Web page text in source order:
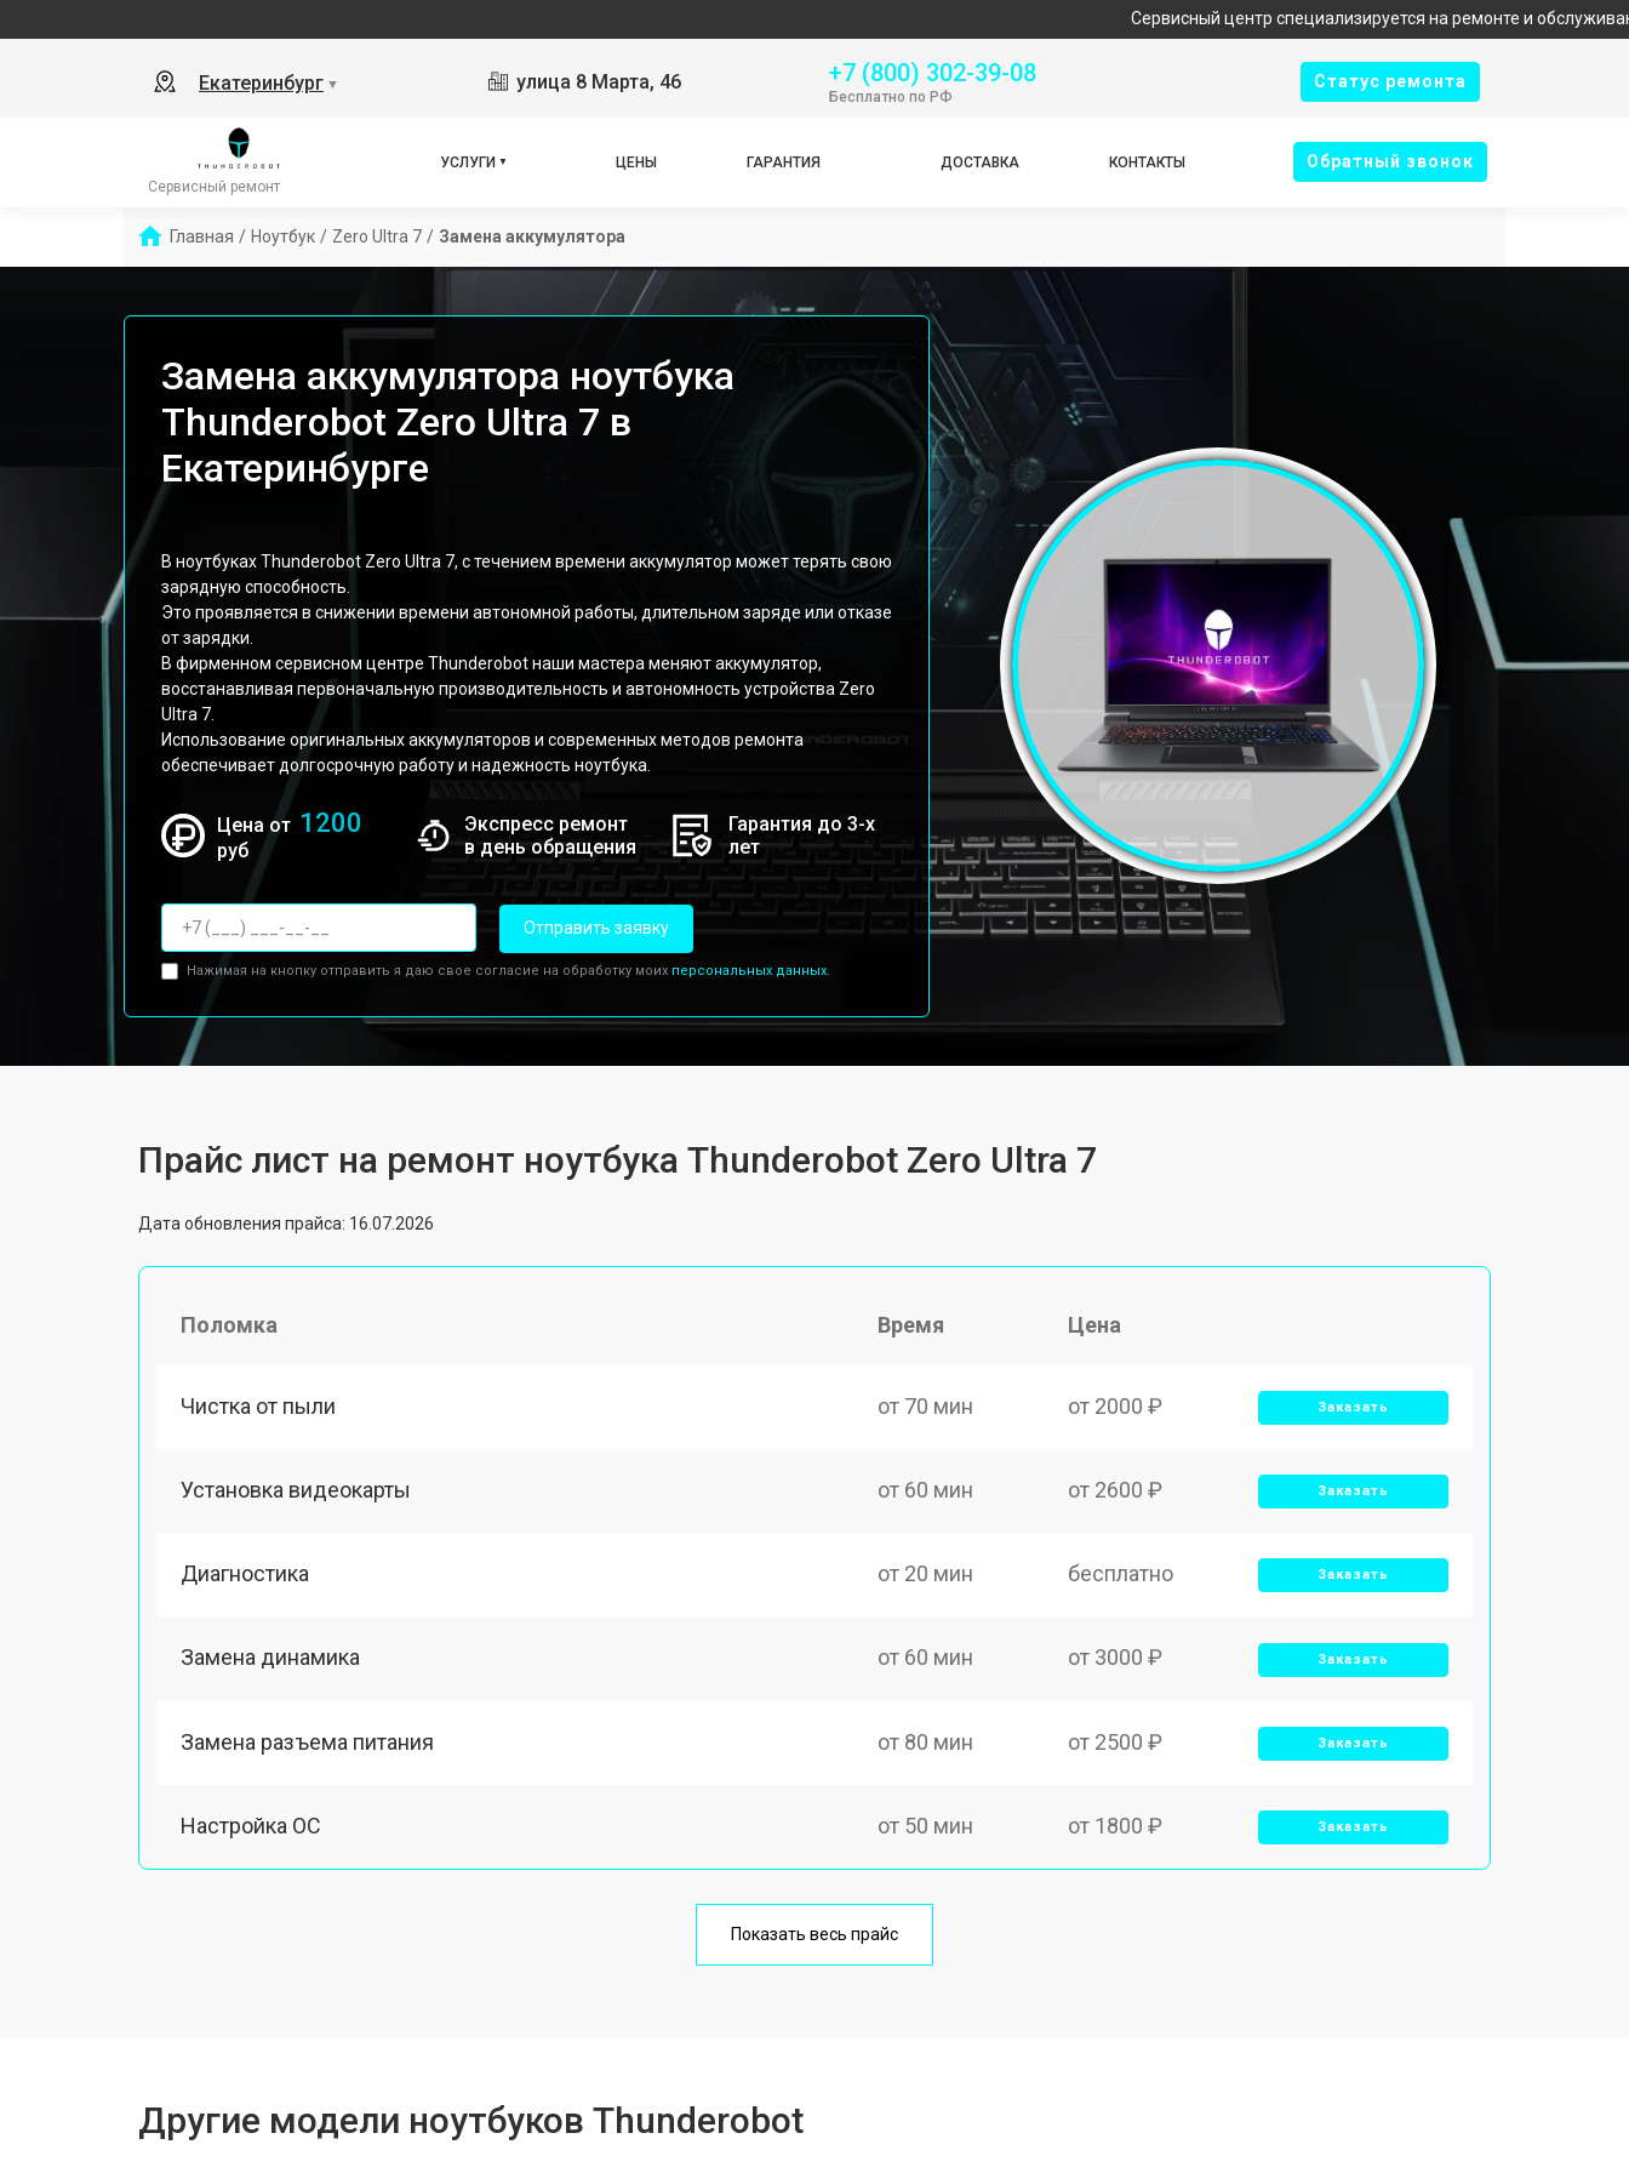
Сервисный центр специализируется на ремонте и обслуживании
Екатеринбург ▼ улица 8 Марта, 46 +7 (800) 302-39-08
Бесплатно по РФ
Cтатус ремонта
Сервисный ремонт
УСЛУГИ ЦЕНЫ ГАРАНТИЯ ДОСТАВКА КОНТАКТЫ Oбратный звонок
Главная / Ноутбук / Zero Ultra 7 / Замена аккумулятора
Замена аккумулятора ноутбука
Thunderobot Zero Ultra 7 в
Екатеринбурге
В ноутбуках Thunderobot Zero Ultra 7, с течением времени аккумулятор может терять свою
зарядную способность.
Это проявляется в снижении времени автономной работы, длительном заряде или отказе
от зарядки.
В фирменном сервисном центре Thunderobot наши мастера меняют аккумулятор,
восстанавливая первоначальную производительность и автономность устройства Zero
Ultra 7.
Использование оригинальных аккумуляторов и современных методов ремонта
обеспечивает долгосрочную работу и надежность ноутбука.
Цена от 1200
руб
Экспресс ремонт
в день обращения
Гарантия до 3-х
лет
Отправить заявку
Нажимая на кнопку отправить я даю свое согласие на обработку моих персональных данных.
Прайс лист на ремонт ноутбука Thunderobot Zero Ultra 7
Дата обновления прайса: 16.07.2026
Поломка Время Цена
Чистка от пыли от 70 мин от 2000 ₽ Заказать
Установка видеокарты от 60 мин от 2600 ₽ Заказать
Диагностика от 20 мин бесплатно Заказать
Замена динамика от 60 мин от 3000 ₽ Заказать
Замена разъема питания от 80 мин от 2500 ₽ Заказать
Настройка ОС от 50 мин от 1800 ₽ Заказать
от 100 мин
Показать весь прайс
Другие модели ноутбуков Thunderobot